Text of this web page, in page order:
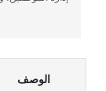
الوصف